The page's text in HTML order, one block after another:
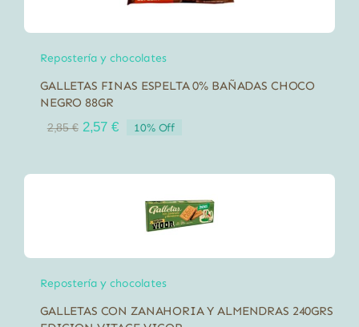
Repostería y chocolates
GALLETAS FINAS ESPELTA 0% BAÑADAS CHOCO
NEGRO 88GR
2,85€ El
era:
2,57 €El
es:
10% Off
Repostería y chocolates
GALLETAS CON ZANAHORIA Y ALMENDRAS 240GRS